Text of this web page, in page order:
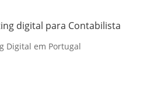
digital para Contabilista
Digital em Portugal